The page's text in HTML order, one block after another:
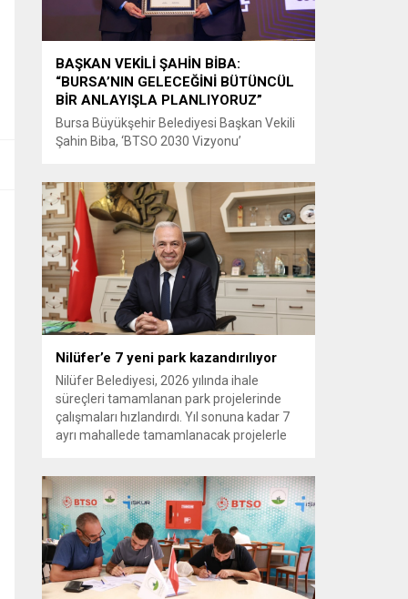
BAŞKAN VEKİLİ ŞAHİN BİBA:
“BURSA’NIN GELECEĞİNİ BÜTÜNCÜL
BİR ANLAYIŞLA PLANLIYORUZ”
Bursa Büyükşehir Belediyesi Başkan Vekili
Şahin Biba, ‘BTSO 2030 Vizyonu’
programında, “Bursa’mızın ulaşım ve
turizm master planlarını vatandaşlarımızın
konforunu ve güvenliğini esas alarak
hazırlıyoruz. Çevre düzeni planı
çalışmalarımızı da şehrimizin gelecek
yıllardaki gelişimini bütüncül bir anlayışla
yönlendirecek şekilde sürdürüyoruz. KOBİ
OSB de...
Nilüfer’e 7 yeni park kazandırılıyor
Nilüfer Belediyesi, 2026 yılında ihale
süreçleri tamamlanan park projelerinde
çalışmaları hızlandırdı. Yıl sonuna kadar 7
ayrı mahallede tamamlanacak projelerle
Belediyesi, ilçe genelinde kişi başına düşen
yeşil alan miktarını artırmak ve
vatandaşlara yeni yaşam alanları sunmak
amacıyla yürüttüğü park çalışmalarını
sürdürüyor....